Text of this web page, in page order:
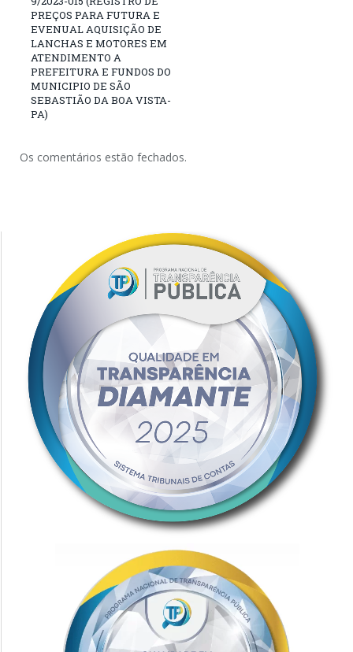
PREÇOS PARA FUTURA E
EVENUAL AQUISIÇÃO DE
LANCHAS E MOTORES EM
ATENDIMENTO A
PREFEITURA E FUNDOS DO
MUNICIPIO DE SÃO
SEBASTIÃO DA BOA VISTA-
PA)
Os comentários estão fechados.